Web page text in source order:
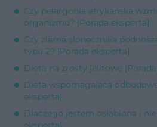
Czy pelargonia afrykańska
organizmu? [Porada eksperta]
Czy ziarna słonecznika
typu 2? [Porada eksperta]
Dieta na zrosty jelitowe
Dieta wspomagająca
eksperta]
Dlaczego jestem osłabiona i